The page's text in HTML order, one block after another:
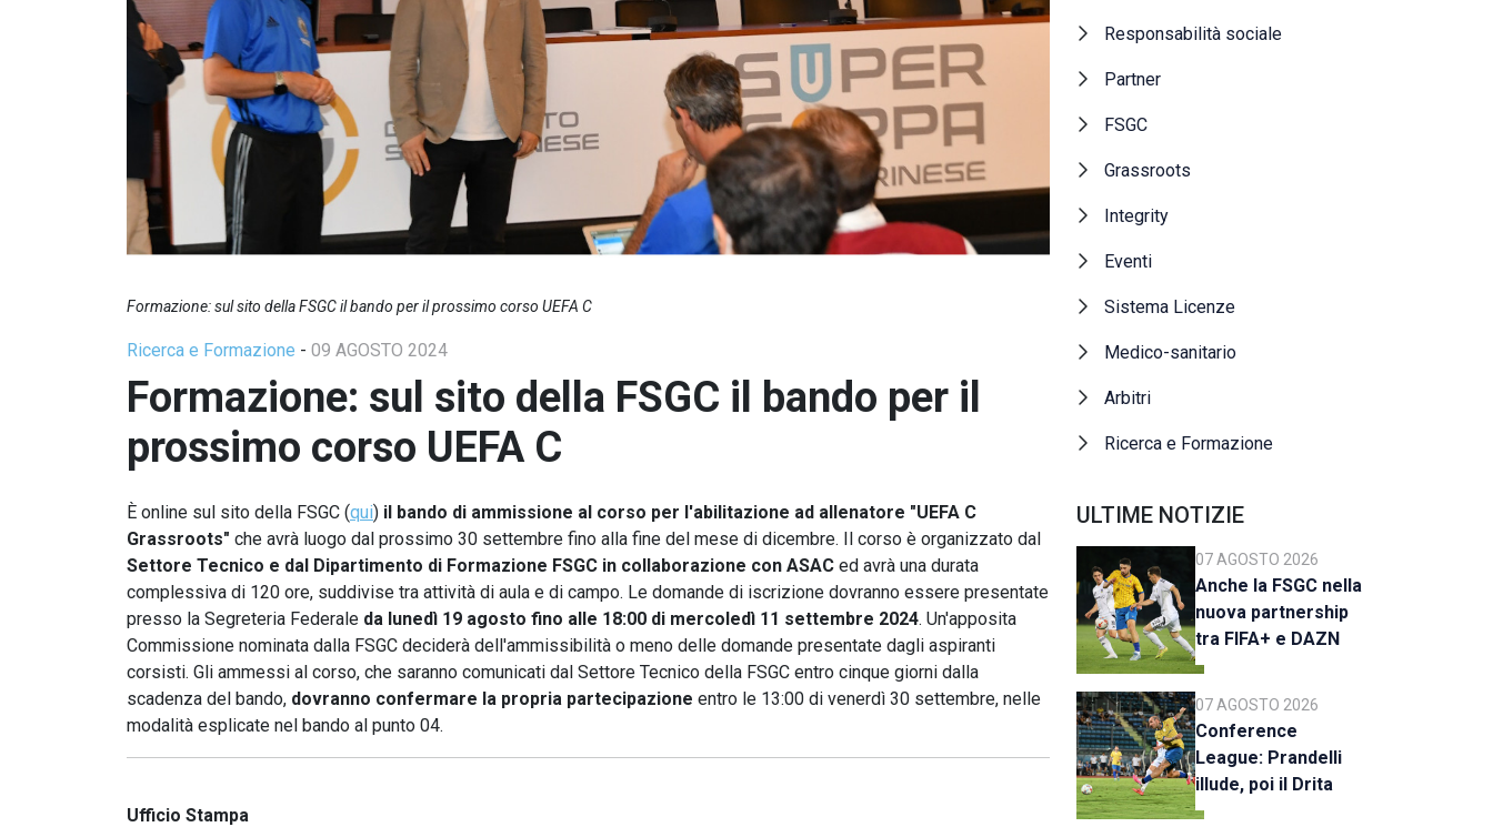
Formazione: sul sito della FSGC il bando per il prossimo corso UEFA C
Ricerca e Formazione - 09 AGOSTO 2024
Formazione: sul sito della FSGC il bando per il
prossimo corso UEFA C
È online sul sito della FSGC (qui) il bando di ammissione al corso per l'abilitazione ad allenatore "UEFA C
Grassroots" che avrà luogo dal prossimo 30 settembre fino alla fine del mese di dicembre. Il corso è organizzato dal
Settore Tecnico e dal Dipartimento di Formazione FSGC in collaborazione con ASAC ed avrà una durata
complessiva di 120 ore, suddivise tra attività di aula e di campo. Le domande di iscrizione dovranno essere presentate
presso la Segreteria Federale da lunedì 19 agosto fino alle 18:00 di mercoledì 11 settembre 2024. Un'apposita
Commissione nominata dalla FSGC deciderà dell'ammissibilità o meno delle domande presentate dagli aspiranti
corsisti. Gli ammessi al corso, che saranno comunicati dal Settore Tecnico della FSGC entro cinque giorni dalla
scadenza del bando, dovranno confermare la propria partecipazione entro le 13:00 di venerdì 30 settembre, nelle
modalità esplicate nel bando al punto 04.
Ufficio Stampa
Responsabilità sociale
Partner
FSGC
Grassroots
Integrity
Eventi
Sistema Licenze
Medico-sanitario
Arbitri
Ricerca e Formazione
ULTIME NOTIZIE
07 AGOSTO 2026
Anche la FSGC nella
nuova partnership
tra FIFA+ e DAZN
07 AGOSTO 2026
Conference
League: Prandelli
illude, poi il Drita
esce alla distanza